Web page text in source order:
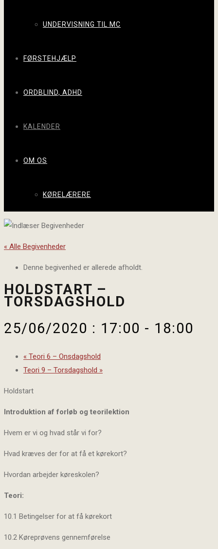
UNDERVISNING TIL MC
FØRSTEHJÆLP
ORDBLIND, ADHD
KALENDER
OM OS
KØRELÆRERE
« Alle Begivenheder
Denne begivenhed er allerede afholdt.
HOLDSTART –
TORSDAGSHOLD
25/06/2020 : 17:00 - 18:00
« Teori 6 – Onsdagshold
Teori 9 – Torsdagshold »
Holdstart
Introduktion af forløb og teorilektion
Hvem er vi og hvad står vi for?
Hvad kræves der for at få et kørekort?
Hvordan arbejder køreskolen?
Teori:
10.1 Betingelser for at få kørekort
10.2 Køreprøvens gennemførelse